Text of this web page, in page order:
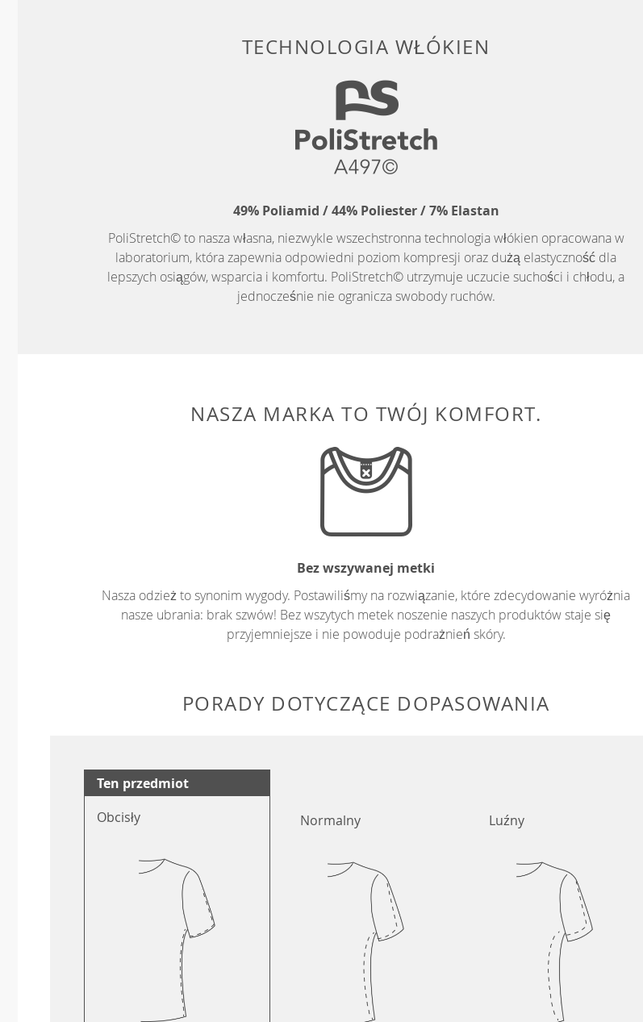
TECHNOLOGIA WŁÓKIEN
49% Poliamid / 44% Poliester / 7% Elastan
PoliStretch© to nasza własna, niezwykle wszechstronna technologia włókien opracowana w
laboratorium, która zapewnia odpowiedni poziom kompresji oraz dużą elastyczność dla
lepszych osiągów, wsparcia i komfortu. PoliStretch© utrzymuje uczucie suchości i chłodu, a
jednocześnie nie ogranicza swobody ruchów.
NASZA MARKA TO TWÓJ KOMFORT.
Bez wszywanej metki
Nasza odzież to synonim wygody. Postawiliśmy na rozwiązanie, które zdecydowanie wyróżnia
nasze ubrania: brak szwów! Bez wszytych metek noszenie naszych produktów staje się
przyjemniejsze i nie powoduje podrażnień skóry.
PORADY DOTYCZĄCE DOPASOWANIA
Ten przedmiot
Obcisły
Normalny Luźny